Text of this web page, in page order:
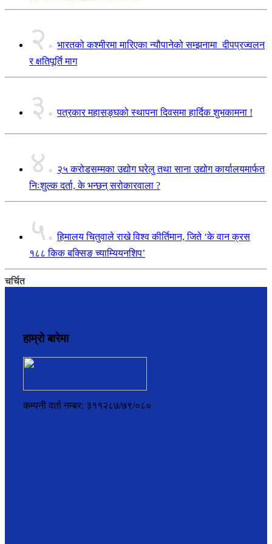
२. भारतको कश्मीरमा मारिएका न्यौपानेको सम्झनामा दीपप्रज्वलन
र क्षतिपूर्ति माग
३. पत्रकार महासङ्घको स्थापना दिवसमा हार्दिक शुभकामना !
४. २५ करोडसम्मका उद्योग घरेलु तथा साना उद्योग कार्यालयमार्फत
निःशुल्क दर्ता, के भन्छन् सरोकारवाला ?
५. हिमालय चितुवाले राखे विश्व कीर्तिमान, जिते ‘के वान क्रस
१८८ किक बक्सिङ च्याम्यियनशिप’
चर्चित
हाम्रो बारेमा
कम्पनी दर्ता नम्बर: ३११२८७/७९/०८०